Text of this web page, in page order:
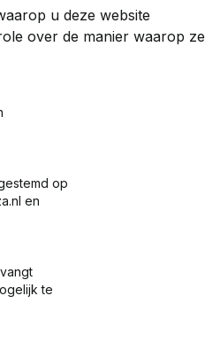
u deze website
over de manier waarop ze
op
en
te